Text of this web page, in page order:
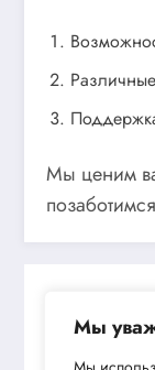
Мы
Мы ценим